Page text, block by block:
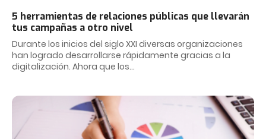
5 herramientas de relaciones públicas que llevarán
tus campañas a otro nivel
Durante los inicios del siglo XXI diversas organizaciones
han logrado desarrollarse rápidamente gracias a la
digitalización. Ahora que los